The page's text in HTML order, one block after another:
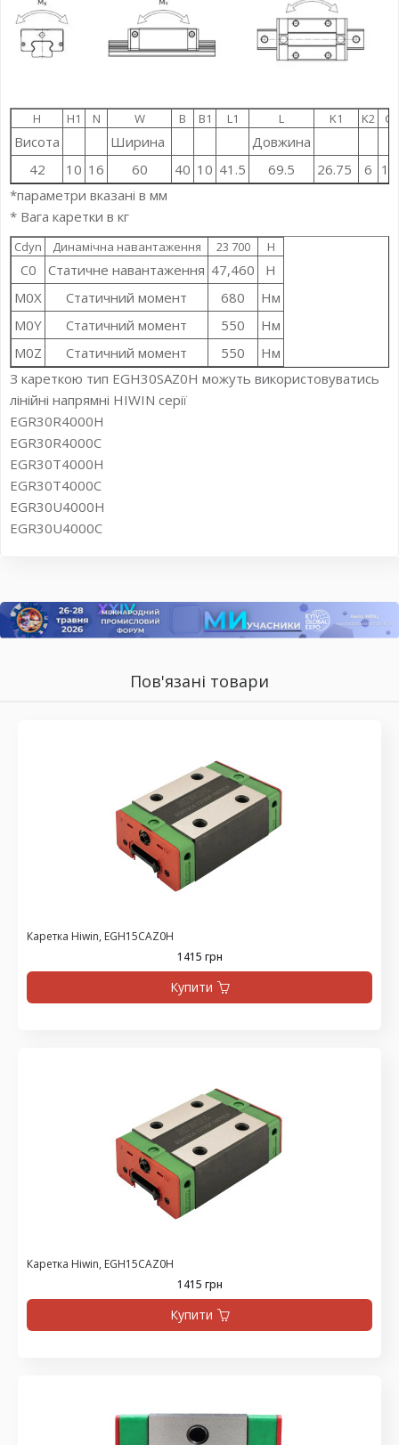
H H1 N W B B1 L1 L K1 K2 G
Висота Ширина
Довжина
42
10 16 60 40 10 41.5 69.5 26.75 6 12
*параметри вказані в мм
* Вага каретки в кг
Cdyn Динамічна навантаження 23 700 Н
C0 Статичне навантаження 47,460
Н
M0X
Статичний момент 680
Нм
M0Y
Статичний момент 550
Нм
M0Z
Статичний момент 550
Нм
З кареткою тип EGH30SAZ0H можуть використовуватись
лінійні напрямні HIWIN серії
EGR30R4000H
EGR30R4000C
EGR30T4000H
EGR30T4000C
EGR30U4000H
EGR30U4000C
Пов'язані товари
Каретка Hiwin, EGH15CAZ0H
1415 грн
Купити
Каретка Hiwin, EGH15CAZ0H
1415 грн
Купити